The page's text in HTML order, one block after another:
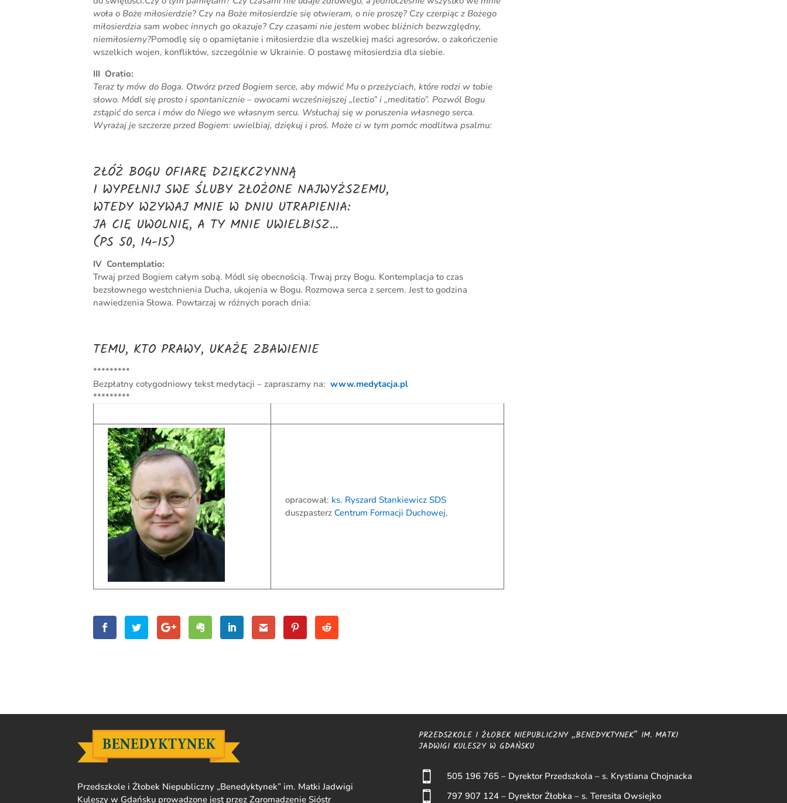
woła o Boże miłosierdzie? Czy na Boże miłosierdzie się otwieram, o nie proszę? Czy czerpiąc z Bożego
miłosierdzia sam wobec innych go okazuje? Czy czasami nie jestem wobec bliźnich bezwzględny,
niemiłosierny?Pomodlę się o opamiętanie i miłosierdzie dla wszelkiej maści agresorów, o zakończenie
wszelkich wojen, konfliktów, szczególnie w Ukrainie. O postawę miłosierdzia dla siebie.
III Oratio:
Teraz ty mów do Boga. Otwórz przed Bogiem serce, aby mówić Mu o przeżyciach, które rodzi w tobie
słowo. Módl się prosto i spontanicznie – owocami wcześniejszej „lectio” i „meditatio”. Pozwól Bogu
zstąpić do serca i mów do Niego we własnym sercu. Wsłuchaj się w poruszenia własnego serca.
Wyrażaj je szczerze przed Bogiem: uwielbiaj, dziękuj i proś. Może ci w tym pomóc modlitwa psalmu:
ZŁÓŻ BOGU OFIARĘ DZIĘKCZYNNĄ
I WYPEŁNIJ SWE ŚLUBY ZŁOŻONE NAJWYŻSZEMU,
WTEDY WZYWAJ MNIE W DNIU UTRAPIENIA:
JA CIĘ UWOLNIĘ, A TY MNIE UWIELBISZ…
(PS 50, 14-15)
IV Contemplatio:
Trwaj przed Bogiem całym sobą. Módl się obecnością. Trwaj przy Bogu. Kontemplacja to czas
bezsłownego westchnienia Ducha, ukojenia w Bogu. Rozmowa serca z sercem. Jest to godzina
nawiedzenia Słowa. Powtarzaj w różnych porach dnia:
TEMU, KTO PRAWY, UKAŻĘ ZBAWIENIE
*********
Bezpłatny cotygodniowy tekst medytacji – zapraszamy na:www.medytacja.pl
*********
opracował: ks. Ryszard Stankiewicz SDS
duszpasterz Centrum Formacji Duchowej,
Przedszkole i Żłobek Niepubliczny „Benedyktynek” im. Matki Jadwigi
Kuleszy w Gdańsku prowadzone jest przez Zgromadzenie Sióstr
PRZEDSZKOLE I ŻŁOBEK NIEPUBLICZNY „BENEDYKTYNEK” IM. MATKI
JADWIGI KULESZY W GDAŃSKU
 505 196 765 – Dyrektor Przedszkola – s. Krystiana Chojnacka
 797 907 124 – Dyrektor Żłobka – s. Teresita Owsiejko